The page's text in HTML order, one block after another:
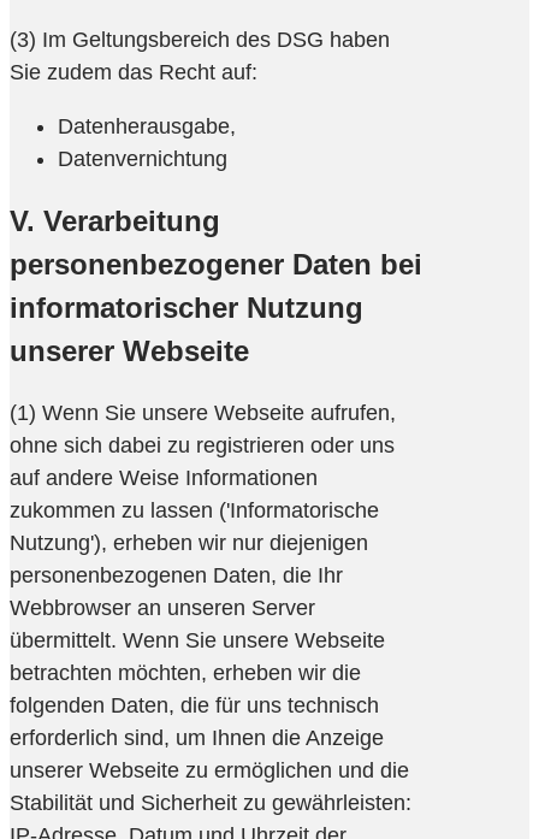
(3) Im Geltungsbereich des DSG haben
Sie zudem das Recht auf:
Datenherausgabe,
Datenvernichtung
V. Verarbeitung
personenbezogener Daten bei
informatorischer Nutzung
unserer Webseite
(1) Wenn Sie unsere Webseite aufrufen,
ohne sich dabei zu registrieren oder uns
auf andere Weise Informationen
zukommen zu lassen ('Informatorische
Nutzung'), erheben wir nur diejenigen
personenbezogenen Daten, die Ihr
Webbrowser an unseren Server
übermittelt. Wenn Sie unsere Webseite
betrachten möchten, erheben wir die
folgenden Daten, die für uns technisch
erforderlich sind, um Ihnen die Anzeige
unserer Webseite zu ermöglichen und die
Stabilität und Sicherheit zu gewährleisten: